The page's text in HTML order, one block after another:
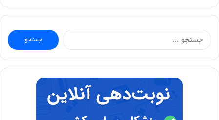
جستجو
برای: